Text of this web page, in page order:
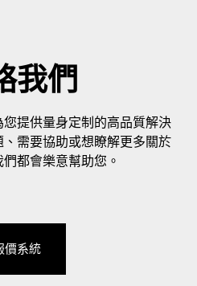
我們
提供量身定制的高品質解決
需要協助或想瞭解更多關於
都會樂意幫助您。
價系統